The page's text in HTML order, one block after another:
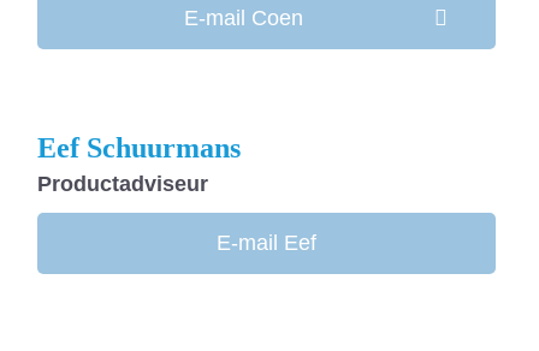
E-mail Coen
Eef Schuurmans
Productadviseur
E-mail Eef